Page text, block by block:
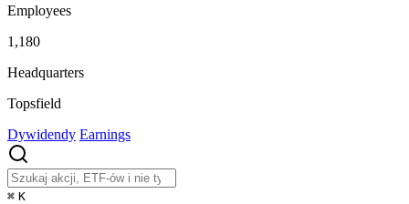
Employees
1,180
Headquarters
Topsfield
Dywidendy Earnings
⌘ K